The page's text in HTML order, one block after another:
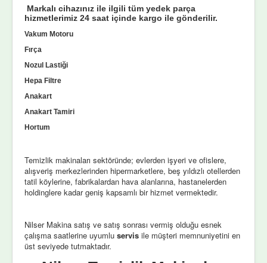
Markalı cihazınız ile ilgili tüm yedek parça
hizmetlerimiz 24 saat içinde kargo ile gönderilir.
Vakum Motoru
Fırça
Nozul Lastiği
Hepa Filtre
Anakart
Anakart Tamiri
Hortum
Temizlik makinaları sektöründe; evlerden işyeri ve ofislere,
alışveriş merkezlerinden hipermarketlere, beş yıldızlı otellerden
tatil köylerine, fabrikalardan hava alanlarına, hastanelerden
holdinglere kadar geniş kapsamlı bir hizmet vermektedir.
Nilser Makina satış ve satış sonrası vermiş olduğu esnek
çalışma saatlerine uyumlu servis ile müşteri memnuniyetini en
üst seviyede tutmaktadır.